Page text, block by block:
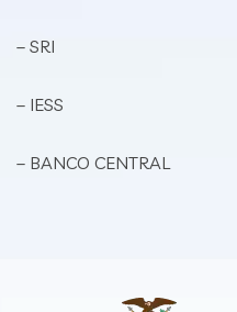
– SRI
– IESS
– BANCO CENTRAL